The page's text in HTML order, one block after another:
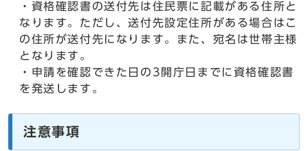
・資格確認書の送付先は住民票に記載がある住所と
なります。ただし、送付先設定住所がある場合はこ
の住所が送付先になります。また、宛名は世帯主様
となります。
・申請を確認できた日の3開庁日までに資格確認書
を発送します。
注意事項